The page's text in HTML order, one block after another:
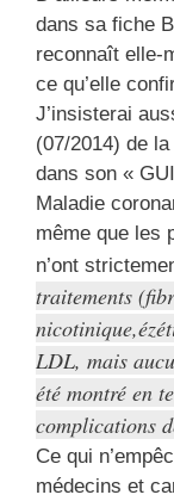
dans sa fiche
reconnaît elle-
ce qu’elle
J’insisterai
(07/2014) de
dans son «
Maladie
même que les
n’ont
traitements
LDL, mais
été montré en
complications
Ce qui
médecins et